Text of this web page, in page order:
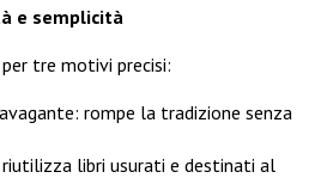
e semplicità
tre motivi precisi:
rompe la tradizione senza
riutilizza libri usurati e destinati al